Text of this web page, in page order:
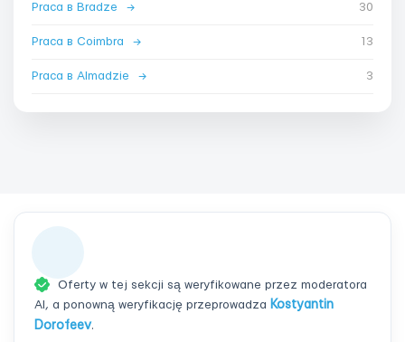
Praca в Bradze → 30
Praca в Coimbra → 13
Praca в Almadzie → 3
Oferty w tej sekcji są weryfikowane przez moderatora
AI, a ponowną weryfikację przeprowadza Kostyantin
Dorofeev.